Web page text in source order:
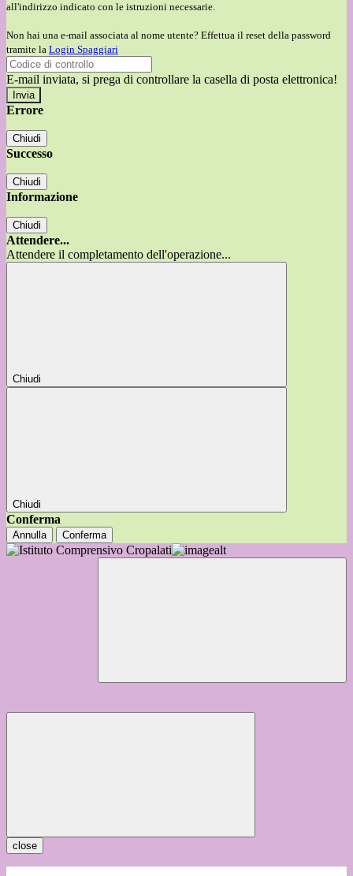
all'indirizzo indicato con le istruzioni necessarie.
Non hai una e-mail associata al nome utente? Effettua il reset della password
tramite la Login Spaggiari
E-mail inviata, si prega di controllare la casella di posta elettronica!
Errore
Chiudi
Successo
Chiudi
Informazione
Chiudi
Attendere...
Attendere il completamento dell'operazione...
Chiudi
Chiudi
Conferma
Annulla Conferma
close